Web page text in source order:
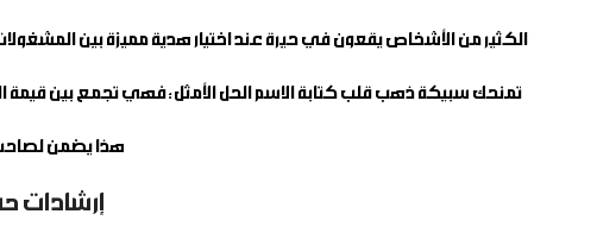
الكثير من الأشخاص يقعون في حيرة عند اختيار هدية مميزة بين
تمنحك سبيكة ذهب قلب كتابة الاسم الحل الأمثل؛ فهي تجمع بين قيمة
هذا يضمن لصاحب
إرشادات